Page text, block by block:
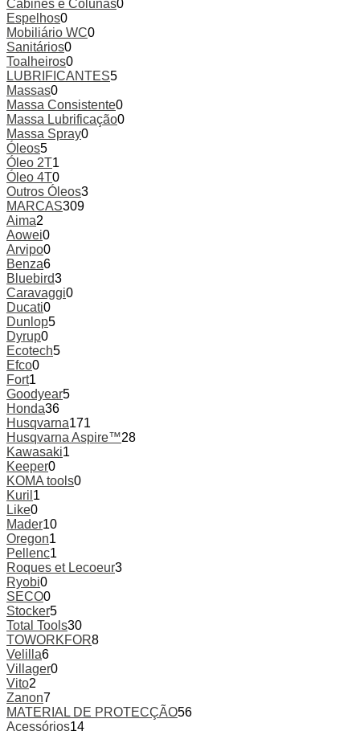
Cabines e Colunas0
Espelhos0
Mobiliário WC0
Sanitários0
Toalheiros0
LUBRIFICANTES5
Massas0
Massa Consistente0
Massa Lubrificação0
Massa Spray0
Óleos5
Óleo 2T1
Óleo 4T0
Outros Óleos3
MARCAS309
Aima2
Aowei0
Arvipo0
Benza6
Bluebird3
Caravaggi0
Ducati0
Dunlop5
Dyrup0
Ecotech5
Efco0
Fort1
Goodyear5
Honda36
Husqvarna171
Husqvarna Aspire™28
Kawasaki1
Keeper0
KOMA tools0
Kuril 1
Like0
Mader10
Oregon1
Pellenc1
Roques et Lecoeur3
Ryobi0
SECO0
Stocker5
Total Tools30
TOWORKFOR8
Velilla6
Villager0
Vito2
Zanon7
MATERIAL DE PROTECÇÃO56
Acessórios14